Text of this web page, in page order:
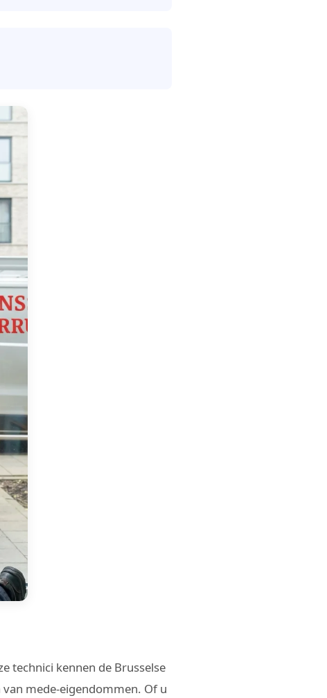
technici kennen de Brusselse
mede-eigendommen. Of u